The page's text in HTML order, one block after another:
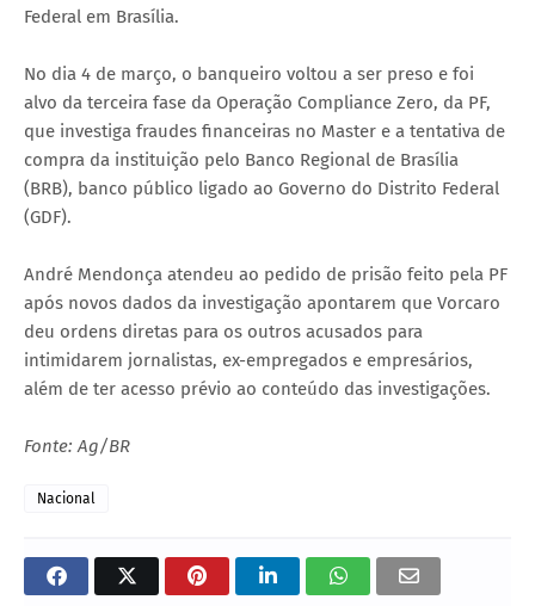
Federal em Brasília.
No dia 4 de março, o banqueiro voltou a ser preso e foi
alvo da terceira fase da Operação Compliance Zero, da PF,
que investiga fraudes financeiras no Master e a tentativa de
compra da instituição pelo Banco Regional de Brasília
(BRB), banco público ligado ao Governo do Distrito Federal
(GDF).
André Mendonça atendeu ao pedido de prisão feito pela PF
após novos dados da investigação apontarem que Vorcaro
deu ordens diretas para os outros acusados para
intimidarem jornalistas, ex-empregados e empresários,
além de ter acesso prévio ao conteúdo das investigações.
Fonte: Ag/BR
Nacional